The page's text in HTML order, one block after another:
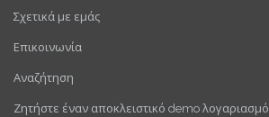
Σχετικά με εμάς
Επικοινωνία
Αναζήτηση
Ζητήστε έναν αποκλειστικό demo λογαριασμό